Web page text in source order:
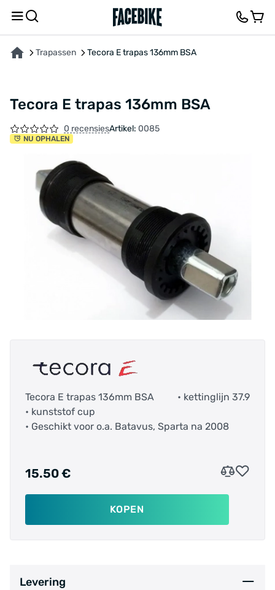
Trapassen Tecora E trapas 136mm BSA
Tecora E trapas 136mm BSA
0 recensiesArtikel: 0085
NU OPHALEN
Tecora E trapas 136mm BSA
• kettinglijn 37.9
• kunststof cup
• Geschikt voor o.a. Batavus, Sparta na 2008
15.50 €
KOPEN
Levering
OVER HET PRODUCT KENMERKENBESCHRIJVING FEEDBACK EN VRAGEN